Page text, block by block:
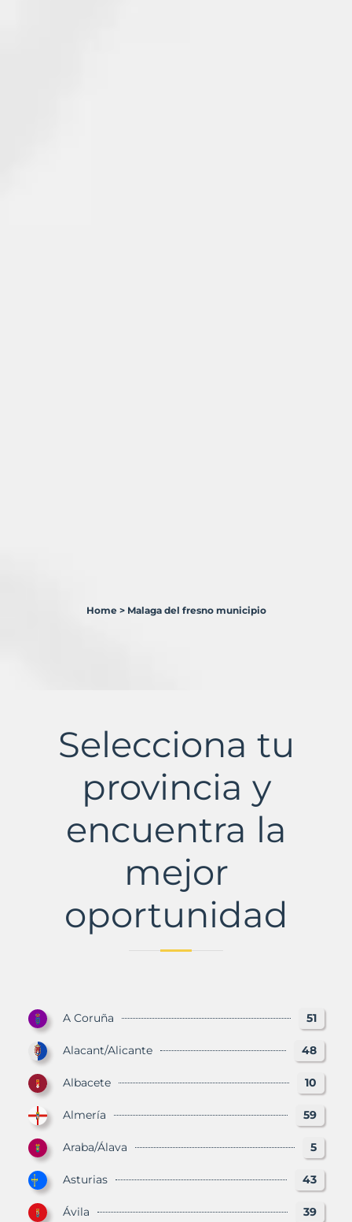
Municipio
Home > Malaga del fresno municipio
Selecciona tu
provincia y
encuentra la
mejor
oportunidad
A Coruña 51
Alacant/Alicante 48
Albacete 10
Almería 59
Araba/Álava 5
Asturias 43
Ávila 39